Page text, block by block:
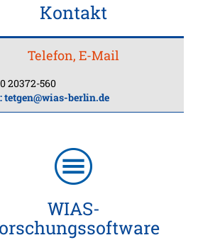
Kontakt
Telefon, E-Mail
20372-560
tetgen@wias-berlin.de
WIAS-